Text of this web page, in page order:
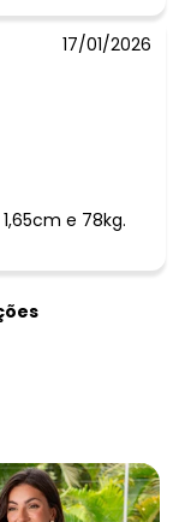
17/01/2026
e 78kg.